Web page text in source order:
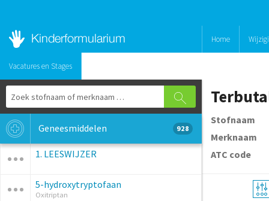
Home
Vacatures en Stages
Geneesmiddelen 928
1. LEESWIJZER
5-hydroxytryptofaan
Oxitriptan
Stofnaam
Merknaam
ATC code